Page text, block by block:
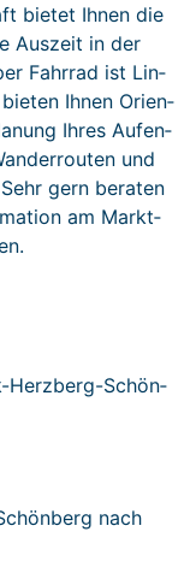
bietet Ihnen die
Auszeit in der
Fahrrad ist Lin­
Ihnen Ori­en­
Ihres Aufen­
und
gern berat­en
am Mark­t­
Herzberg-Schön­
nach